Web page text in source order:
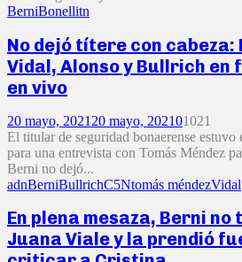
BerniBonellitn
No dejó títere con cabeza:
Vidal, Alonso y Bullrich en
en vivo
20 mayo, 2021 20 mayo, 202101021
El titular de seguridad bonaerense estuvo
para una entrevista con Tomás Méndez
Berni no dejó...
adnBerniBullrichC5Ntomás méndezVidal
En plena mesaza, Berni no
Juana Viale y la prendió